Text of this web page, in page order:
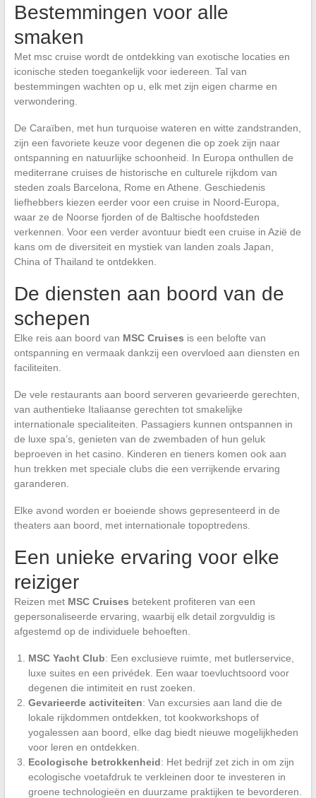
Bestemmingen voor alle
smaken
Met msc cruise wordt de ontdekking van exotische locaties en
iconische steden toegankelijk voor iedereen. Tal van
bestemmingen wachten op u, elk met zijn eigen charme en
verwondering.
De Caraïben, met hun turquoise wateren en witte zandstranden,
zijn een favoriete keuze voor degenen die op zoek zijn naar
ontspanning en natuurlijke schoonheid. In Europa onthullen de
mediterrane cruises de historische en culturele rijkdom van
steden zoals Barcelona, Rome en Athene. Geschiedenis
liefhebbers kiezen eerder voor een cruise in Noord-Europa,
waar ze de Noorse fjorden of de Baltische hoofdsteden
verkennen. Voor een verder avontuur biedt een cruise in Azië de
kans om de diversiteit en mystiek van landen zoals Japan,
China of Thailand te ontdekken.
De diensten aan boord van de
schepen
Elke reis aan boord van MSC Cruises is een belofte van
ontspanning en vermaak dankzij een overvloed aan diensten en
faciliteiten.
De vele restaurants aan boord serveren gevarieerde gerechten,
van authentieke Italiaanse gerechten tot smakelijke
internationale specialiteiten. Passagiers kunnen ontspannen in
de luxe spa’s, genieten van de zwembaden of hun geluk
beproeven in het casino. Kinderen en tieners komen ook aan
hun trekken met speciale clubs die een verrijkende ervaring
garanderen.
Elke avond worden er boeiende shows gepresenteerd in de
theaters aan boord, met internationale topoptredens.
Een unieke ervaring voor elke
reiziger
Reizen met MSC Cruises betekent profiteren van een
gepersonaliseerde ervaring, waarbij elk detail zorgvuldig is
afgestemd op de individuele behoeften.
MSC Yacht Club: Een exclusieve ruimte, met butlerservice,
luxe suites en een privédek. Een waar toevluchtsoord voor
degenen die intimiteit en rust zoeken.
Gevarieerde activiteiten: Van excursies aan land die de
lokale rijkdommen ontdekken, tot kookworkshops of
yogalessen aan boord, elke dag biedt nieuwe mogelijkheden
voor leren en ontdekken.
Ecologische betrokkenheid: Het bedrijf zet zich in om zijn
ecologische voetafdruk te verkleinen door te investeren in
groene technologieën en duurzame praktijken te bevorderen.